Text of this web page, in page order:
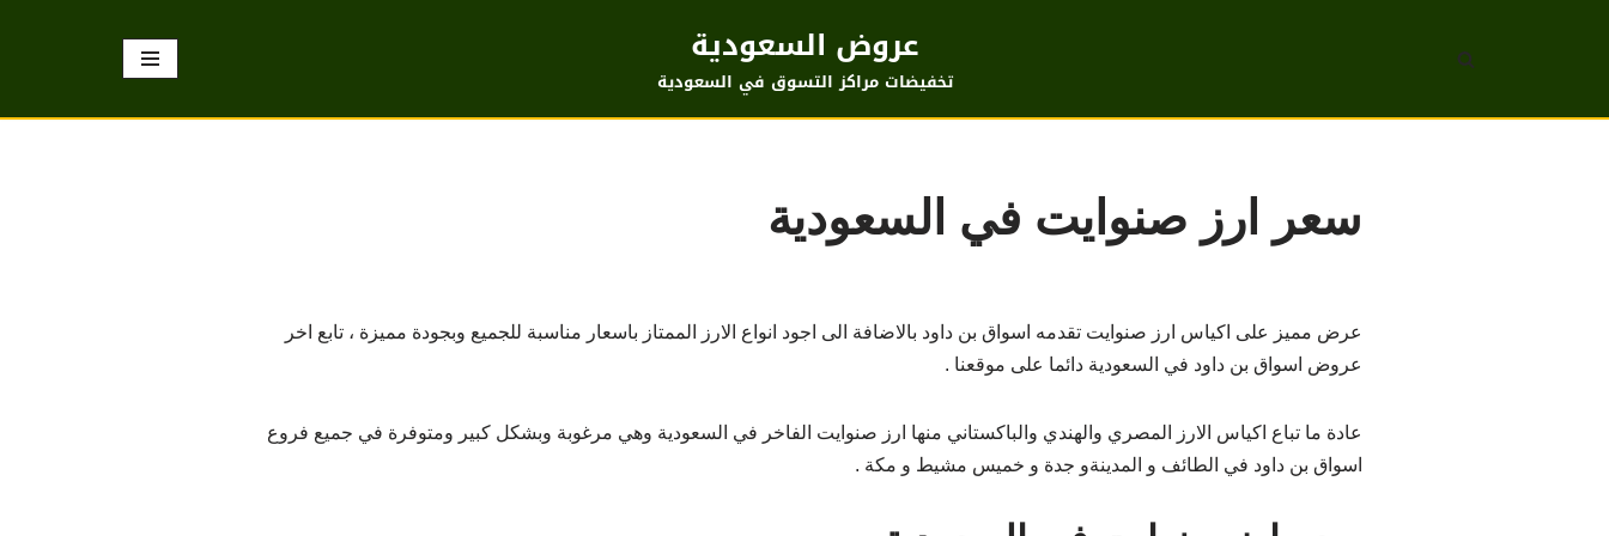
عروض السعودية
تخفيضات مراكز التسوق في السعودية
سعر ارز صنوايت في السعودية
عرض مميز على اكياس ارز صنوايت تقدمه اسواق بن داود بالاضافة الى اجود انواع الارز الممتاز باسعار مناسبة للجميع وبجودة مميزة ، تابع اخر
عروض اسواق بن داود في السعودية دائما على موقعنا .
عادة ما تباع اكياس الارز المصري والهندي والباكستاني منها ارز صنوايت الفاخر في السعودية وهي مرغوبة وبشكل كبير ومتوفرة في جميع فروع
اسواق بن داود في الطائف و المدينةو جدة و خميس مشيط و مكة .